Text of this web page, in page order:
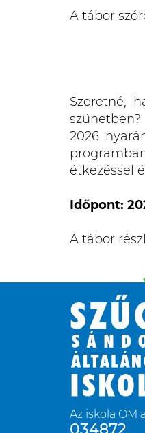
A tábor
Szeretné,
szünetben?
2026
étkezéssel
Időpont:
A tábor
Az iskola OM